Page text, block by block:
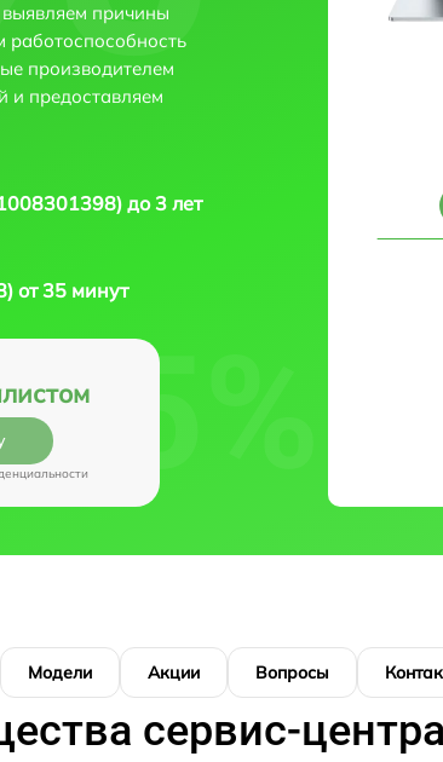
причины
работоспособность
производителем
и предоставляем
до 3 лет
от 35 минут
Модели Акции Вопросы
сервис-центра